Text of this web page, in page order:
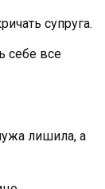
супруга.
себе все
лишила, а